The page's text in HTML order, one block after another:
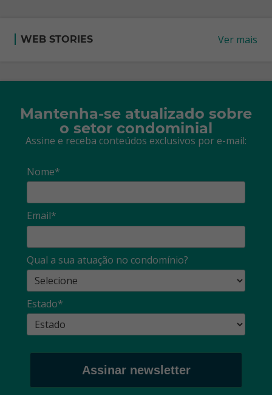
WEB STORIES Ver mais
Mantenha-se atualizado sobre
o setor condominial
Assine e receba conteúdos exclusivos por e-mail:
Nome*
Email*
Qual a sua atuação no condomínio?
Estado*
Assinar newsletter